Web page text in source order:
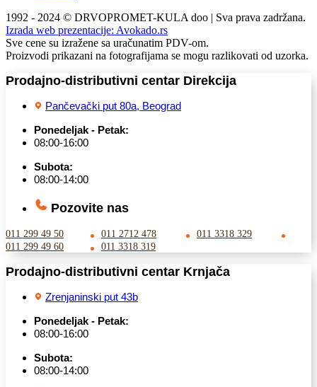
1992 - 2024 © DRVOPROMET-KULA doo | Sva prava zadržana.
Izrada web prezentacije: Avokado.rs
Sve cene su izražene sa uračunatim PDV-om.
Proizvodi prikazani na fotografijama se mogu razlikovati od uzorka.
Prodajno-distributivni centar Direkcija
Pančevački put 80a, Beograd
Ponedeljak - Petak:
08:00-16:00
Subota:
08:00-14:00
Pozovite nas
011 299 49 50 011 2712 478
011 3318 329
011 299 49 60
011 3318 319
Prodajno-distributivni centar Krnjača
Zrenjaninski put 43b
Ponedeljak - Petak:
08:00-16:00
Subota:
08:00-14:00